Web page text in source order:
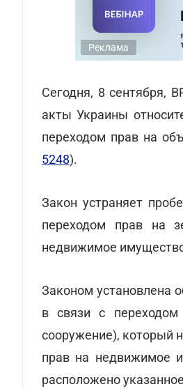
Реклама
Сегодня, 8 сентября,
акты Украины
переходом прав на
5248).
Закон устраняет
переходом прав на
недвижимое
Законом установлена
в связи с
сооружение), который
прав на недвижимое
расположено